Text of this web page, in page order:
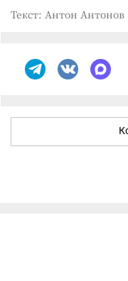
Текст: Антон Антонов